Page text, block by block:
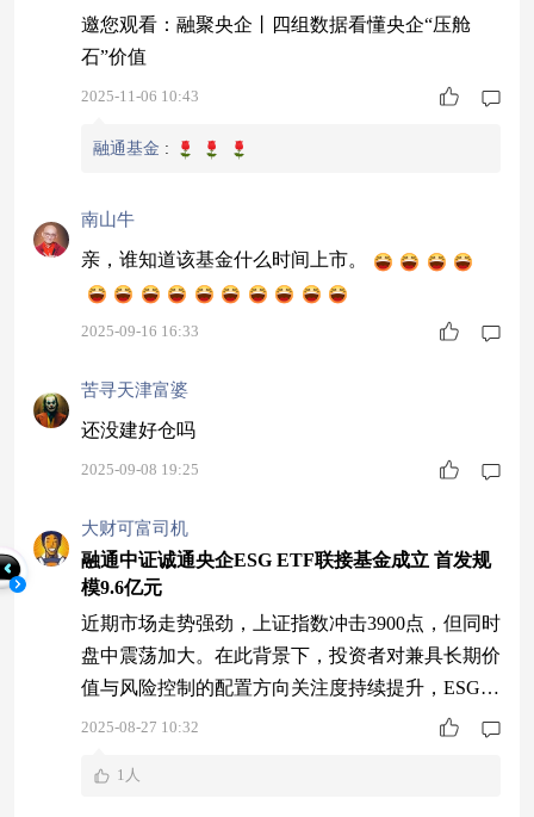
邀您观看：融聚央企丨四组数据看懂央企“压舱
石”价值
2025-11-06 10:43
融通基金 :
南山牛
亲，谁知道该基金什么时间上市。
2025-09-16 16:33
苦寻天津富婆
还没建好仓吗
2025-09-08 19:25
大财可富司机
融通中证诚通央企ESG ETF联接基金成立 首发规
模9.6亿元
近期市场走势强劲，上证指数冲击3900点，但同时
盘中震荡加大。在此背景下，投资者对兼具长期价
值与风险控制的配置方向关注度持续提升，ESG作
为聚焦可持续发展的投资主题，逐渐成为不少投资
圈迎来了一只颇具分量的ESG主题产品——8月26
2025-08-27 10:32
1人